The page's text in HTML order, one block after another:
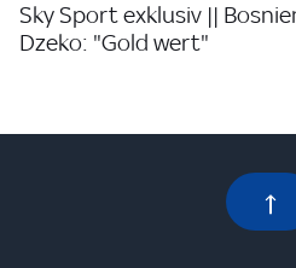
Sky Sport exklusiv ||
Dzeko: "Gold wert"